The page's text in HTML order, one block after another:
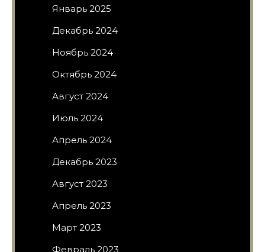
Январь 2025
Декабрь 2024
Ноябрь 2024
Октябрь 2024
Август 2024
Июль 2024
Апрель 2024
Декабрь 2023
Август 2023
Апрель 2023
Март 2023
Февраль 2023